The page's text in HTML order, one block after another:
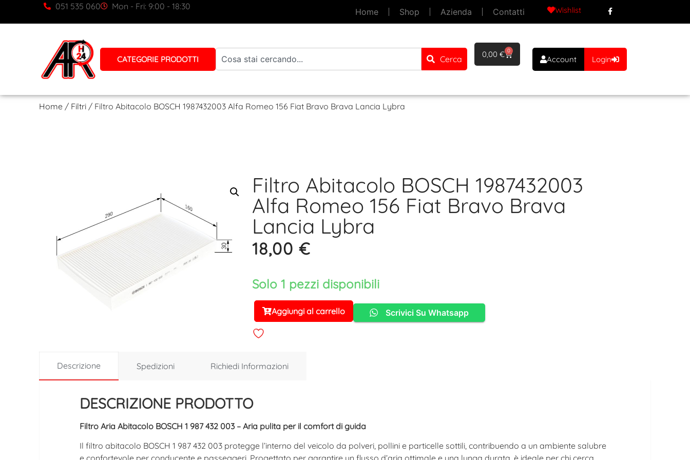
051 535 060 Mon - Fri: 9:00 - 18:30
Home Shop Azienda Contatti Wishlist
CATEGORIE PRODOTTI Cerca 0,00€ 0
Account Login
Home / Filtri / Filtro Abitacolo BOSCH 1987432003 Alfa Romeo 156 Fiat Bravo Brava Lancia Lybra
Filtro Abitacolo BOSCH 1987432003
Alfa Romeo 156 Fiat Bravo Brava
Lancia Lybra
18,00€
Solo 1 pezzi disponibili
Aggiungi al carrello
Alternative:
Scrivici Su Whatsapp
Descrizione Spedizioni Richiedi Informazioni
DESCRIZIONE PRODOTTO
Filtro Aria Abitacolo BOSCH 1 987 432 003 – Aria pulita per il comfort di guida
Il filtro abitacolo BOSCH 1 987 432 003 protegge l’interno del veicolo da polveri, pollini e particelle sottili, contribuendo a un ambiente salubre